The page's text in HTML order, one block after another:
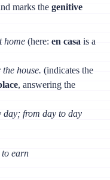
marks thegenitive
home (here:en casa is a
the house. (indicates the
, answering the
day; from day to day
earn